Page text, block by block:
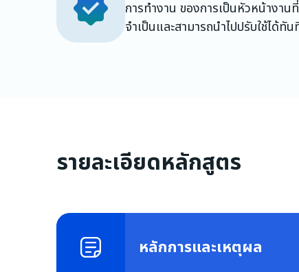
การทำงาน ของการเป็นหัวหน้างานที่
จำเป็นและสามารถนำไปปรับใช้ได้ทัน
รายละเอียดหลักสูตร
หลักการและเหตุผล